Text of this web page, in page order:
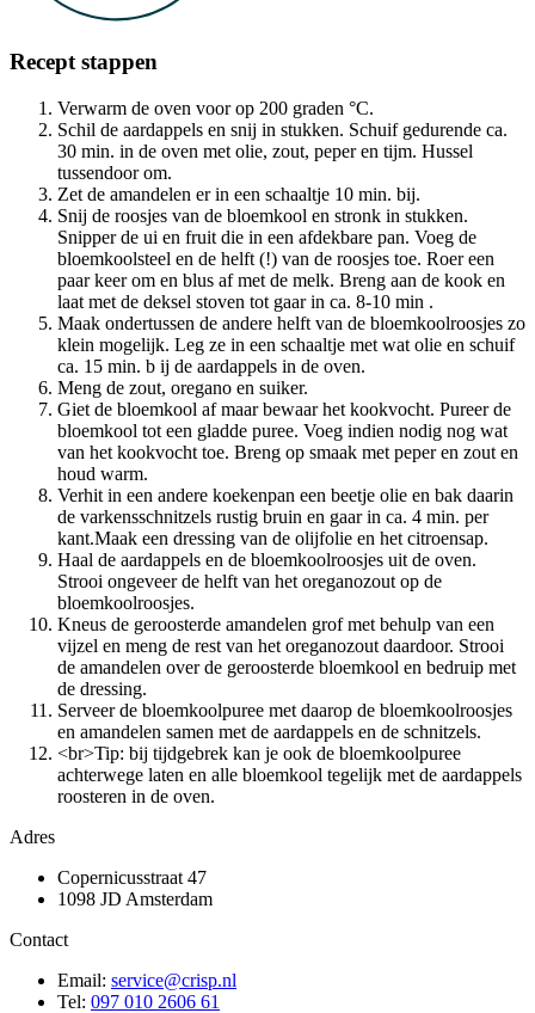
Recept stappen
Verwarm de oven voor op 200 graden °C.
Schil de aardappels en snij in stukken. Schuif gedurende ca.
30 min. in de oven met olie, zout, peper en tijm. Hussel
tussendoor om.
Zet de amandelen er in een schaaltje 10 min. bij.
Snij de roosjes van de bloemkool en stronk in stukken.
Snipper de ui en fruit die in een afdekbare pan. Voeg de
bloemkoolsteel en de helft (!) van de roosjes toe. Roer een
paar keer om en blus af met de melk. Breng aan de kook en
laat met de deksel stoven tot gaar in ca. 8-10 min .
Maak ondertussen de andere helft van de bloemkoolroosjes zo
klein mogelijk. Leg ze in een schaaltje met wat olie en schuif
ca. 15 min. b ij de aardappels in de oven.
Meng de zout, oregano en suiker.
Giet de bloemkool af maar bewaar het kookvocht. Pureer de
bloemkool tot een gladde puree. Voeg indien nodig nog wat
van het kookvocht toe. Breng op smaak met peper en zout en
houd warm.
Verhit in een andere koekenpan een beetje olie en bak daarin
de varkensschnitzels rustig bruin en gaar in ca. 4 min. per
kant.Maak een dressing van de olijfolie en het citroensap.
Haal de aardappels en de bloemkoolroosjes uit de oven.
Strooi ongeveer de helft van het oreganozout op de
bloemkoolroosjes.
Kneus de geroosterde amandelen grof met behulp van een
vijzel en meng de rest van het oreganozout daardoor. Strooi
de amandelen over de geroosterde bloemkool en bedruip met
de dressing.
Serveer de bloemkoolpuree met daarop de bloemkoolroosjes
en amandelen samen met de aardappels en de schnitzels.
<br>Tip: bij tijdgebrek kan je ook de bloemkoolpuree
achterwege laten en alle bloemkool tegelijk met de aardappels
roosteren in de oven.
Adres
Copernicusstraat 47
1098 JD Amsterdam
Contact
Email: service@crisp.nl
Tel: 097 010 2606 61